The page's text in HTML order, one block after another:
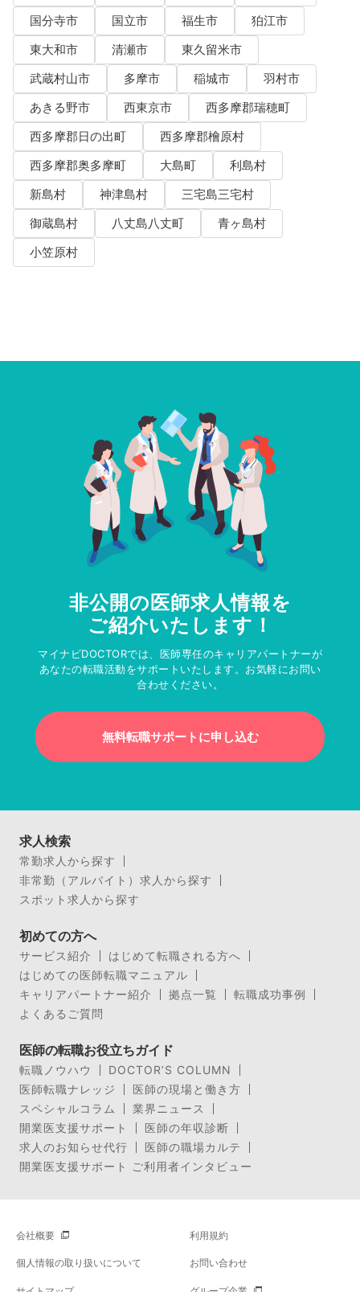
国分寺市
国立市 福生市
狛江市
東大和市
清瀬市
東久留米市
武蔵村山市
多摩市 稲城市
羽村市
あきる野市
西東京市
西多摩郡瑞穂町
西多摩郡日の出町
西多摩郡檜原村
西多摩郡奥多摩町
大島町
利島村
新島村
神津島村
三宅島三宅村
御蔵島村
八丈島八丈町
青ヶ島村
小笠原村
非公開の医師求人情報を
ご紹介いたします！
マイナビDOCTORでは、医師専任のキャリアパートナーが
あなたの転職活動をサポートいたします。お気軽にお問い
合わせください。
無料転職サポートに申し込む
求人検索
常勤求人から探す
非常勤（アルバイト）求人から探す
スポット求人から探す
初めての方へ
サービス紹介
はじめて転職される方へ
はじめての医師転職マニュアル
キャリアパートナー紹介
拠点一覧
転職成功事例
よくあるご質問
医師の転職お役立ちガイド
転職ノウハウ
DOCTOR’S COLUMN
医師転職ナレッジ
医師の現場と働き方
スペシャルコラム
業界ニュース
開業医支援サポート
医師の年収診断
求人のお知らせ代行
医師の職場カルテ
開業医支援サポート ご利用者インタビュー
会社概要 利用規約
個人情報の取り扱いについて お問い合わせ